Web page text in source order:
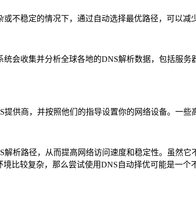
不稳定的情况下，通过自动选择最优路径，可以减
会收集并分析全球各地的DNS解析数据，包括服
供商，并按照他们的指导设置你的网络设备。一些
析路径，从而提高网络访问速度和稳定性。虽然
比较复杂，那么尝试使用DNS自动择优可能是一个